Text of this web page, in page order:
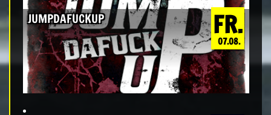
FR.
07.08.
JUMPDAFUCKUP